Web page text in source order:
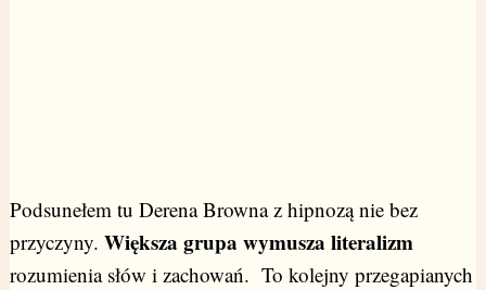
Podsunełem tu Derena Browna z hipnozą nie bez
przyczyny. Większa grupa wymusza literalizm
rozumienia słów i zachowań. To kolejny przegapianych